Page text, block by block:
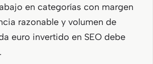
en categorías con margen
razonable y volumen de
euro invertido en SEO debe